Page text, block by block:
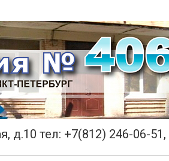
д.10 тел: +7(812) 246-06-51,